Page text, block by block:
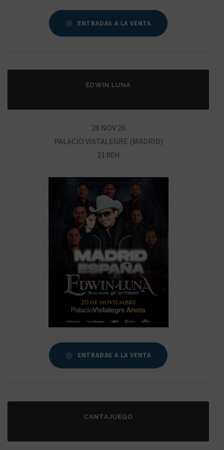
ENTRADAS A LA VENTA
EDWIN LUNA
20 NOV 26
PALACIO VISTALEGRE (MADRID)
21:00H
ENTRADAS A LA VENTA
CANTAJUEGO